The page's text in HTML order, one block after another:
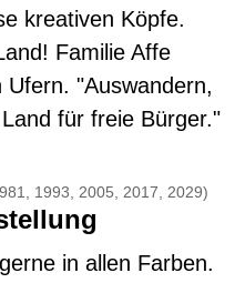
kreativen Köpfe.
Familie Affe
"Auswandern,
für freie Bürger."
1993, 2005, 2017, 2029)
in allen Farben.